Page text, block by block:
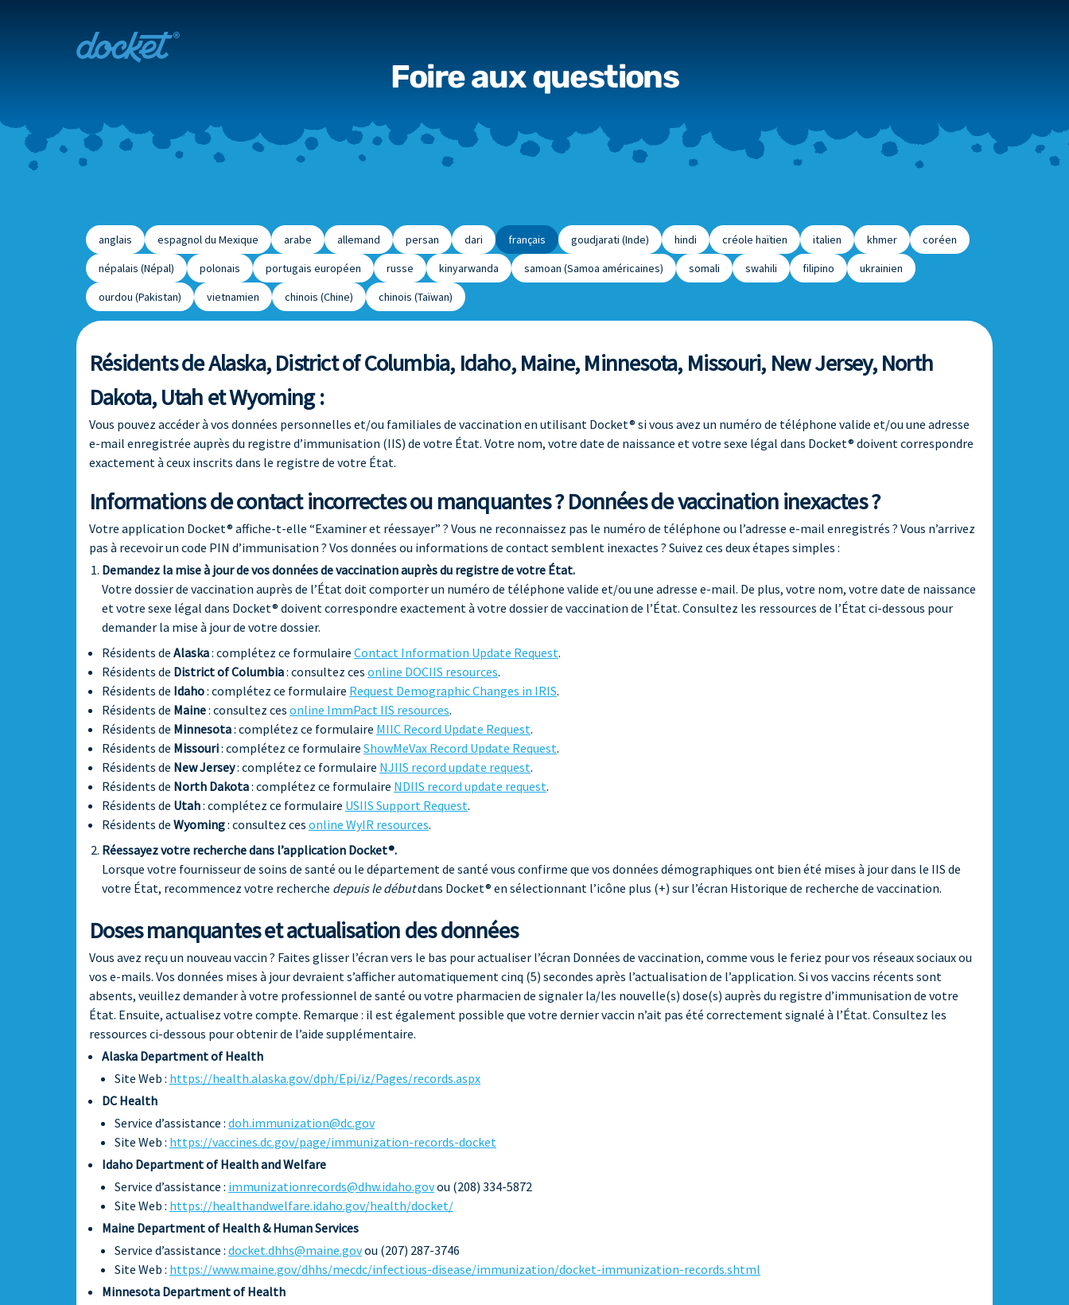
Foire aux questions
anglais espagnol du Mexique arabe allemand persan dari français goudjarati (Inde) hindi créole haïtien italien khmer
coréen
népalais (Népal)
polonais portugais européen russe kinyarwanda samoan (Samoa américaines) somali swahili filipino
ukrainien
ourdou (Pakistan)
vietnamien chinois (Chine) chinois (Taïwan)
Résidents de Alaska, District of Columbia, Idaho, Maine, Minnesota, Missouri, New Jersey, North
Dakota, Utah et Wyoming :
Vous pouvez accéder à vos données personnelles et/ou familiales de vaccination en utilisant Docket® si vous avez un numéro de téléphone valide et/ou une adresse
e-mail enregistrée auprès du registre d’immunisation (IIS) de votre État. Votre nom, votre date de naissance et votre sexe légal dans Docket® doivent correspondre
exactement à ceux inscrits dans le registre de votre État.
Informations de contact incorrectes ou manquantes ? Données de vaccination inexactes ?
Votre application Docket® affiche-t-elle “Examiner et réessayer” ? Vous ne reconnaissez pas le numéro de téléphone ou l’adresse e-mail enregistrés ? Vous n’arrivez
pas à recevoir un code PIN d’immunisation ? Vos données ou informations de contact semblent inexactes ? Suivez ces deux étapes simples :
Demandez la mise à jour de vos données de vaccination auprès du registre de votre État.
Votre dossier de vaccination auprès de l’État doit comporter un numéro de téléphone valide et/ou une adresse e-mail. De plus, votre nom, votre date de naissance
et votre sexe légal dans Docket® doivent correspondre exactement à votre dossier de vaccination de l’État. Consultez les ressources de l’État ci-dessous pour
demander la mise à jour de votre dossier.
Résidents de Alaska: complétez ce formulaire Contact Information Update Request.
Résidents de District of Columbia: consultez ces online DOCIIS resources.
Résidents de Idaho: complétez ce formulaire Request Demographic Changes in IRIS.
Résidents de Maine: consultez ces online ImmPact IIS resources.
Résidents de Minnesota: complétez ce formulaire MIIC Record Update Request.
Résidents de Missouri: complétez ce formulaire ShowMeVax Record Update Request.
Résidents de New Jersey: complétez ce formulaire NJIIS record update request.
Résidents de North Dakota: complétez ce formulaire NDIIS record update request.
Résidents de Utah: complétez ce formulaire USIIS Support Request.
Résidents de Wyoming: consultez ces online WyIR resources.
Réessayez votre recherche dans l’application Docket®.
Lorsque votre fournisseur de soins de santé ou le département de santé vous confirme que vos données démographiques ont bien été mises à jour dans le IIS de
votre État, recommencez votre recherche depuis le débutdans Docket® en sélectionnant l’icône plus (+) sur l’écran Historique de recherche de vaccination.
Doses manquantes et actualisation des données
Vous avez reçu un nouveau vaccin ? Faites glisser l’écran vers le bas pour actualiser l’écran Données de vaccination, comme vous le feriez pour vos réseaux sociaux ou
vos e-mails. Vos données mises à jour devraient s’afficher automatiquement cinq (5) secondes après l’actualisation de l’application. Si vos vaccins récents sont
absents, veuillez demander à votre professionnel de santé ou votre pharmacien de signaler la/les nouvelle(s) dose(s) auprès du registre d’immunisation de votre
État. Ensuite, actualisez votre compte. Remarque : il est également possible que votre dernier vaccin n’ait pas été correctement signalé à l’État. Consultez les
ressources ci-dessous pour obtenir de l’aide supplémentaire.
Alaska Department of Health
Site Web : https://health.alaska.gov/dph/Epi/iz/Pages/records.aspx
DC Health
Service d’assistance : doh.immunization@dc.gov
Site Web : https://vaccines.dc.gov/page/immunization-records-docket
Idaho Department of Health and Welfare
Service d’assistance : immunizationrecords@dhw.idaho.govou (208) 334-5872
Site Web : https://healthandwelfare.idaho.gov/health/docket/
Maine Department of Health & Human Services
Service d’assistance : docket.dhhs@maine.govou (207) 287-3746
Site Web : https://www.maine.gov/dhhs/mecdc/infectious-disease/immunization/docket-immunization-records.shtml
Minnesota Department of Health